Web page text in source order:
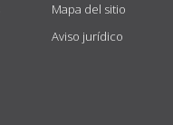
Mapa del sitio
Aviso jurídico